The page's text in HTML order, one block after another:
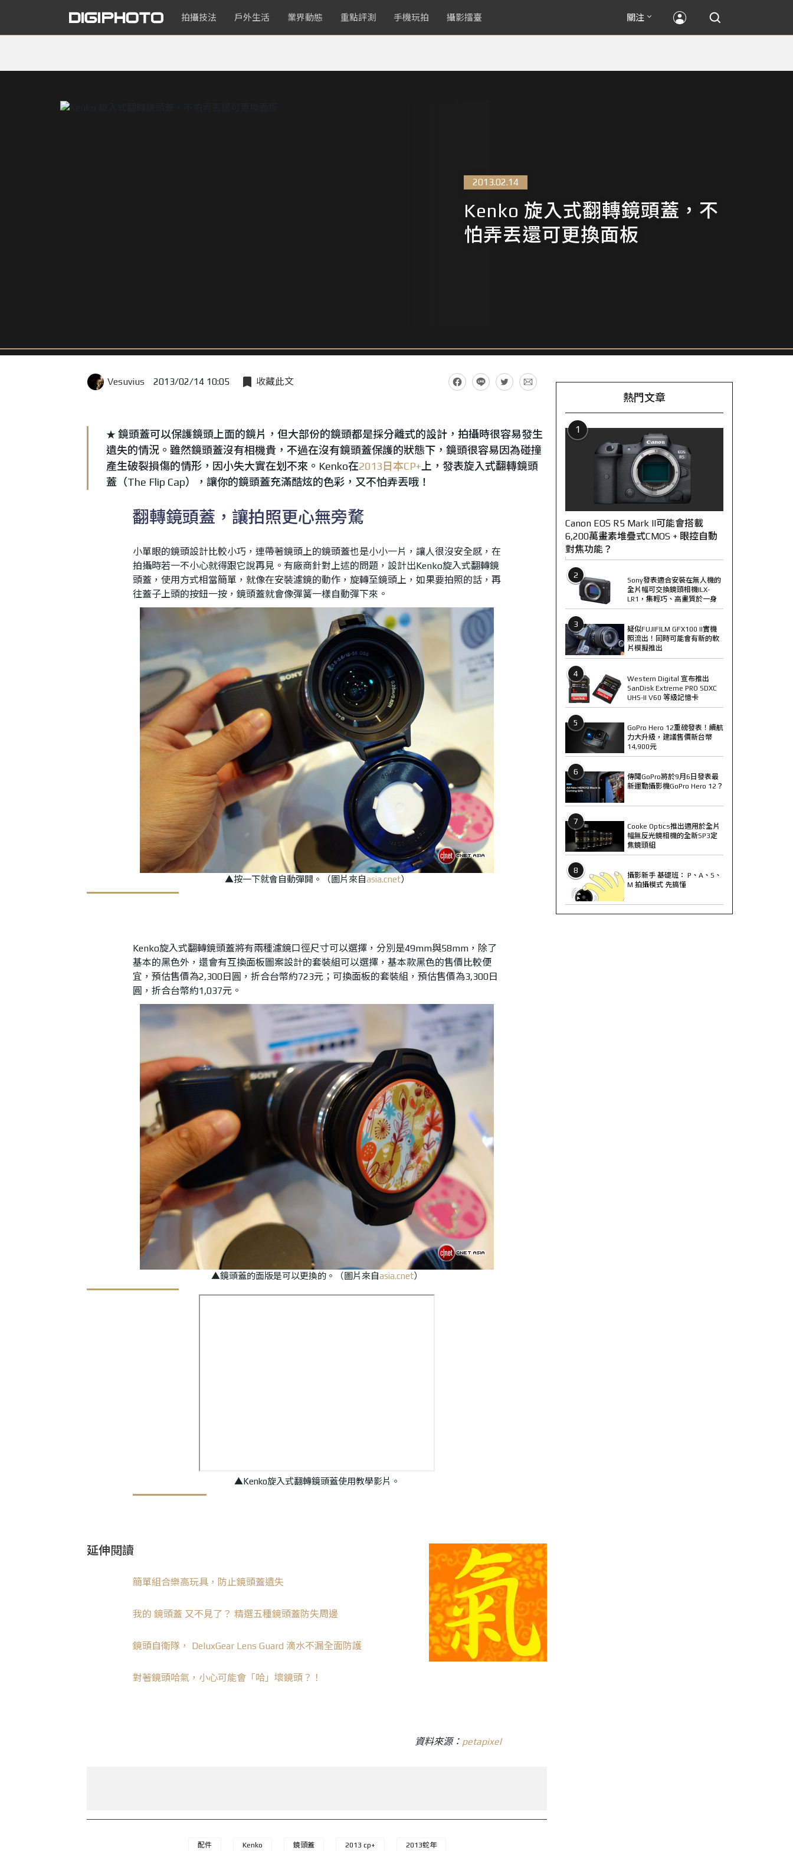
拍攝技法 戶外生活 業界動態 重點評測 手機玩拍 攝影擂臺 關注
2013.02.14
Kenko 旋入式翻轉鏡頭蓋，不
怕弄丟還可更換面板
Vesuvius 2013/02/14 10:05 收藏此文
★ 鏡頭蓋可以保護鏡頭上面的鏡片，但大部份的鏡頭都是採分離式的設計，拍攝時很容易發生
遺失的情況。雖然鏡頭蓋沒有相機貴，不過在沒有鏡頭蓋保護的狀態下，鏡頭很容易因為碰撞
產生破裂損傷的情形，因小失大實在划不來。Kenko在2013日本CP+ 上，發表旋入式翻轉鏡頭
蓋（The Flip Cap），讓你的鏡頭蓋充滿酷炫的色彩，又不怕弄丟哦！
翻轉鏡頭蓋，讓拍照更心無旁騖
小單眼的鏡頭設計比較小巧，連帶著鏡頭上的鏡頭蓋也是小小一片，讓人很沒安全感，在
拍攝時若一不小心就得跟它說再見。有廠商針對上述的問題，設計出Kenko旋入式翻轉鏡
頭蓋，使用方式相當簡單，就像在安裝濾鏡的動作，旋轉至鏡頭上，如果要拍照的話，再
往蓋子上頭的按鈕一按，鏡頭蓋就會像彈簧一樣自動彈下來。
▲按一下就會自動彈開。（圖片來自asia.cnet）
Kenko旋入式翻轉鏡頭蓋將有兩種濾鏡口徑尺寸可以選擇，分別是49mm與58mm，除了
基本的黑色外，還會有互換面板圖案設計的套裝組可以選擇，基本款黑色的售價比較便
宜，預估售價為2,300日圓，折合台幣約723元；可換面板的套裝組，預估售價為3,300日
圓，折合台幣約1,037元。
▲鏡頭蓋的面版是可以更換的。（圖片來自asia.cnet）
▲Kenko旋入式翻轉鏡頭蓋使用教學影片。
延伸閱讀
簡單組合樂高玩具，防止鏡頭蓋遺失
我的 鏡頭蓋 又不見了？ 精選五種鏡頭蓋防失周邊
鏡頭自衛隊， DeluxGear Lens Guard 滴水不漏全面防護
對著鏡頭哈氣，小心可能會「哈」壞鏡頭？！
資料來源： petapixel
配件 Kenko 鏡頭蓋 2013 cp+ 2013蛇年
熱門文章
1
Canon EOS R5 Mark II可能會搭載
6,200萬畫素堆疊式CMOS + 眼控自動
對焦功能？
2
Sony發表適合安裝在無人機的
全片幅可交換鏡頭相機ILX-
LR1，集輕巧、高畫質於一身
3
疑似FUJIFILM GFX100 II實機
照流出！同時可能會有新的軟
片模擬推出
4
Western Digital 宣布推出
SanDisk Extreme PRO SDXC
UHS-II V60 等級記憶卡
5
GoPro Hero 12重磅發表！續航
力大升級，建議售價新台幣
14,900元
6
傳聞GoPro將於9月6日發表最
新運動攝影機GoPro Hero 12？
7
Cooke Optics推出適用於全片
幅無反光鏡相機的全新SP3定
焦鏡頭組
8
攝影新手 基礎班： P、A、S、
M 拍攝模式 先搞懂